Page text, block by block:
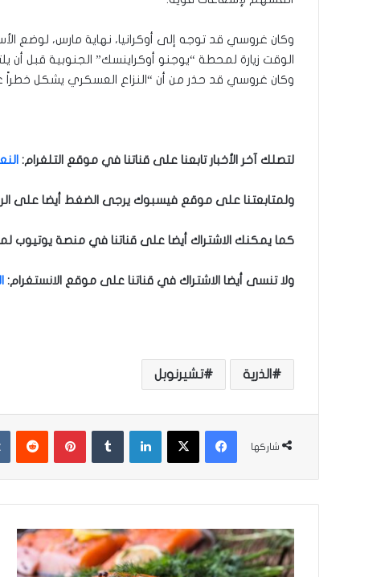
وكان غروسي قد توجه إلى أوكرانيا، نهاية مارس، لوضع
الوقت زيارة لمحطة “يوجنو أوكراينسك” الجنوبية قبل أن
وكان غروسي قد حذر من أن “النزاع العسكري يشكل
لتصلك آخر الأخبار تابعنا على قناتنا في موقع التلغرام:
ولمتابعتنا على موقع فيسبوك يرجى الضغط أيضا على
كما يمكنك الاشتراك أيضا على قناتنا في منصة يوتيوب
ولا تنسى أيضا الاشتراك في قناتنا على موقع الانستغرام:
الذرية تشيرنوبل
شاركها
فيسبوك ‫X لينكدإن بينتيريست
ه
ل
ت